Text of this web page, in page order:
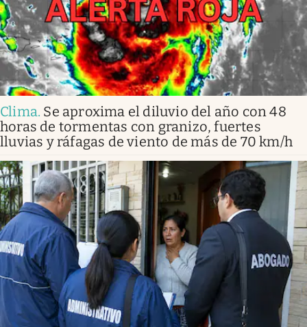
Clima. Se aproxima el diluvio del año con 48
horas de tormentas con granizo, fuertes
lluvias y ráfagas de viento de más de 70 km/h